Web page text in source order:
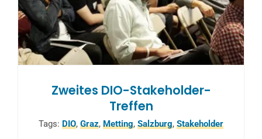
Zweites DIO-Stakeholder-
Treffen
Tags: DIO, Graz, Metting, Salzburg, Stakeholder